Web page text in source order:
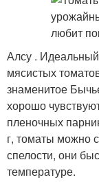
Алсу .
мясистых
знаменитое
хорошо
пленочных
г, томаты можно
спелости, они
температуре.